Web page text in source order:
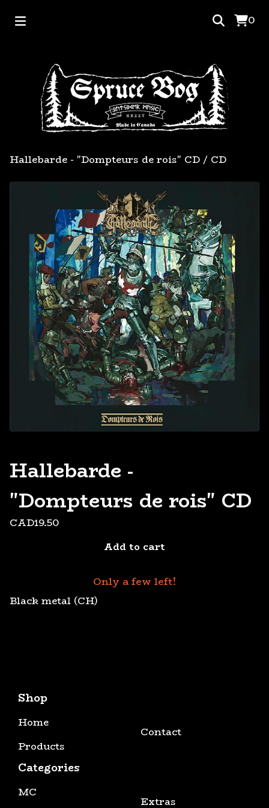
0
Hallebarde - "Dompteurs de rois" CD / CD
Hallebarde -
"Dompteurs de rois" CD
CAD19.50
Add to cart
Only a few left!
Black metal (CH)
Shop
Home
Products
Contact
Categories
MC
Extras